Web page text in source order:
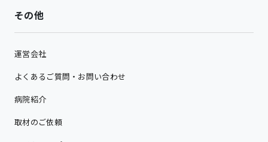
その他
運営会社
よくあるご質問・お問い合わせ
病院紹介
取材のご依頼